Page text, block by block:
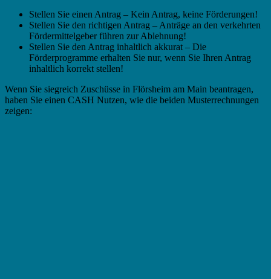
Stellen Sie einen Antrag – Kein Antrag, keine Förderungen!
Stellen Sie den richtigen Antrag – Anträge an den verkehrten
Fördermittelgeber führen zur Ablehnung!
Stellen Sie den Antrag inhaltlich akkurat – Die
Förderprogramme erhalten Sie nur, wenn Sie Ihren Antrag
inhaltlich korrekt stellen!
Wenn Sie siegreich Zuschüsse in Flörsheim am Main beantragen,
haben Sie einen CASH Nutzen, wie die beiden Musterrechnungen
zeigen: